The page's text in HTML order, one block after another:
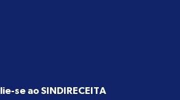
se ao SINDIRECEITA